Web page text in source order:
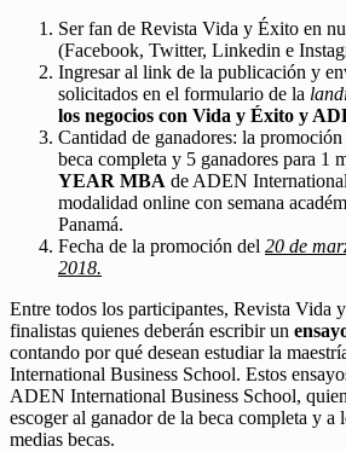
Ser fan de Revista Vida y Éxito en
(Facebook, Twitter, Linkedin e
Ingresar al link de la publicación y
solicitados en el formulario de la
los negocios con Vida y Éxito y
Cantidad de ganadores: la
beca completa y 5 ganadores para 1
YEAR MBA de ADEN
modalidad online con semana
Panamá.
Fecha de la promoción del 20 de
2018.
Entre todos los participantes, Revista Vida
finalistas quienes deberán escribir un
contando por qué desean estudiar la
International Business School. Estos
ADEN International Business School,
escoger al ganador de la beca completa y a
medias becas.